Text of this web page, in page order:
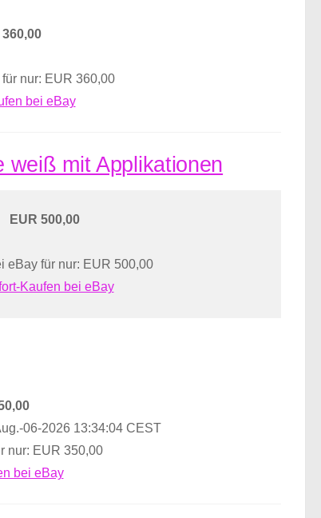
360,00
nur: EUR 360,00
bei eBay
weiß mit Applikationen
EUR 500,00
eBay für nur: EUR 500,00
Kaufen bei eBay
06-2026 13:34:04 CEST
nur: EUR 350,00
bei eBay